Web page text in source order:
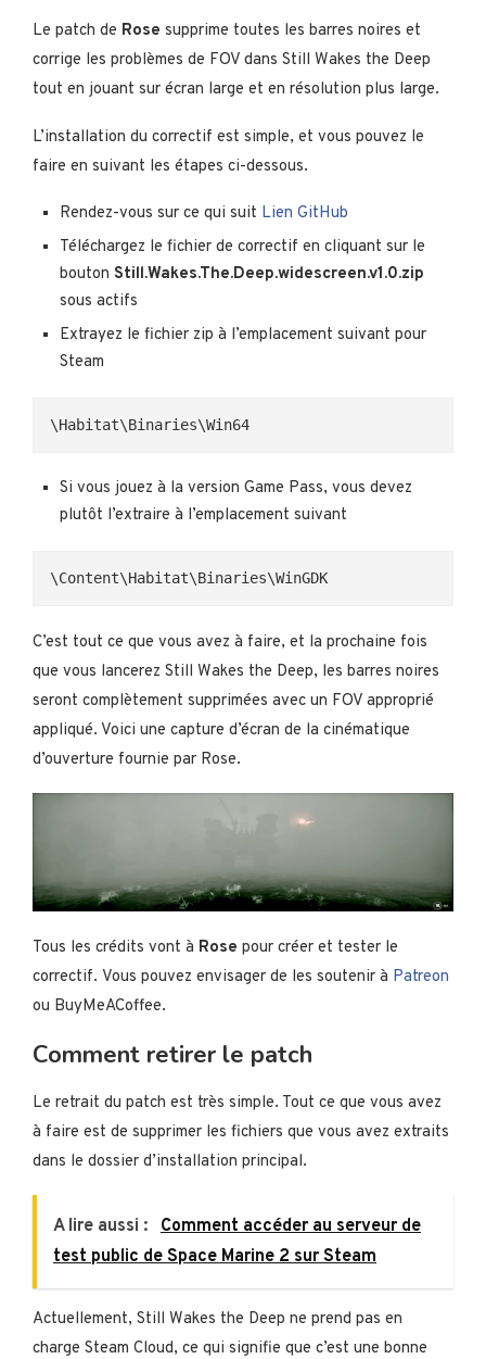
Le patch de Rose supprime toutes les barres noires et
corrige les problèmes de FOV dans Still Wakes the Deep
tout en jouant sur écran large et en résolution plus large.
L’installation du correctif est simple, et vous pouvez le
faire en suivant les étapes ci-dessous.
Rendez-vous sur ce qui suit Lien GitHub
Téléchargez le fichier de correctif en cliquant sur le
bouton Still.Wakes.The.Deep.widescreen.v1.0.zip
sous actifs
Extrayez le fichier zip à l’emplacement suivant pour
Steam
\Habitat\Binaries\Win64
Si vous jouez à la version Game Pass, vous devez
plutôt l’extraire à l’emplacement suivant
\Content\Habitat\Binaries\WinGDK
C’est tout ce que vous avez à faire, et la prochaine fois
que vous lancerez Still Wakes the Deep, les barres noires
seront complètement supprimées avec un FOV approprié
appliqué. Voici une capture d’écran de la cinématique
d’ouverture fournie par Rose.
Tous les crédits vont à Rose pour créer et tester le
correctif. Vous pouvez envisager de les soutenir à Patreon
ou BuyMeACoffee.
Comment retirer le patch
Le retrait du patch est très simple. Tout ce que vous avez
à faire est de supprimer les fichiers que vous avez extraits
dans le dossier d’installation principal.
A lire aussi :
Comment accéder au serveur de
test public de Space Marine 2 sur Steam
Actuellement, Still Wakes the Deep ne prend pas en
charge Steam Cloud, ce qui signifie que c’est une bonne